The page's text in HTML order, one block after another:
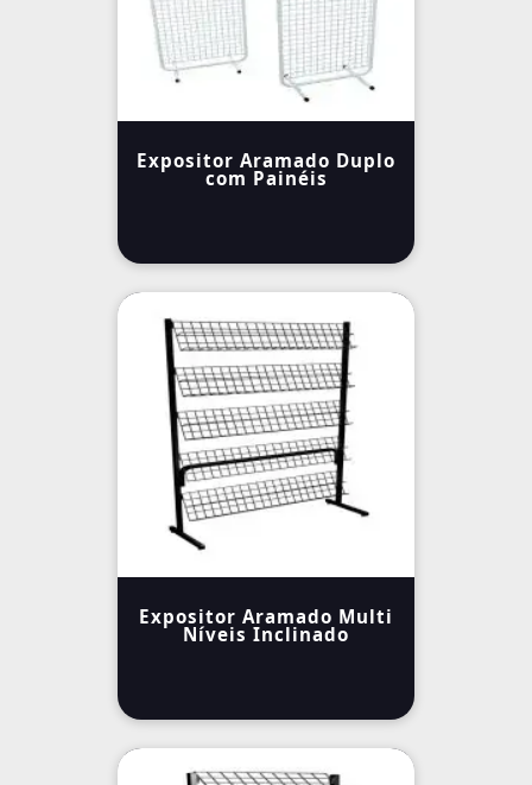
Expositor Aramado Duplo
com Painéis
Expositor Aramado Multi
Níveis Inclinado